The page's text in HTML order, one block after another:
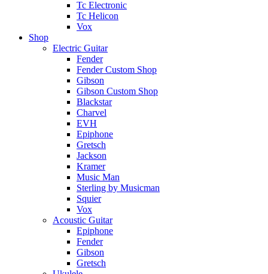
Tc Electronic
Tc Helicon
Vox
Shop
Electric Guitar
Fender
Fender Custom Shop
Gibson
Gibson Custom Shop
Blackstar
Charvel
EVH
Epiphone
Gretsch
Jackson
Kramer
Music Man
Sterling by Musicman
Squier
Vox
Acoustic Guitar
Epiphone
Fender
Gibson
Gretsch